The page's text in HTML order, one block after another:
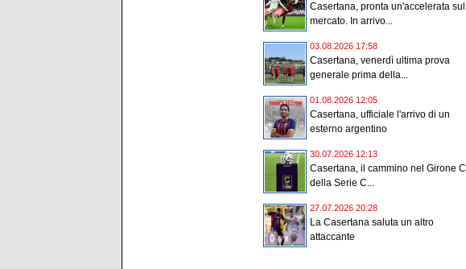
Casertana, pronta un'accelerata sul
mercato. In arrivo...
03.08.2026 17:58
Casertana, venerdì ultima prova
generale prima della...
01.08.2026 12:05
Casertana, ufficiale l'arrivo di un
esterno argentino
30.07.2026 12:13
Casertana, il cammino nel Girone C
della Serie C...
27.07.2026 20:28
La Casertana saluta un altro
attaccante